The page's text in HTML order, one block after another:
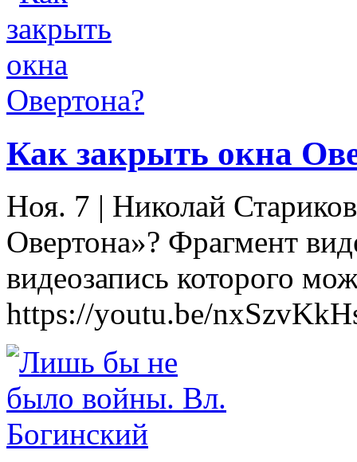
Как закрыть окна
Ноя. 7 | Николай
Овертона»? Фрагмент
видеозапись которого
https://youtu.be/